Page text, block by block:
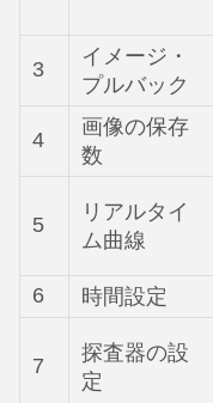
3
イメージ・
プルバック
4
画像の保存
数
5
リアルタイ
ム曲線
6
時間設定
7
探査器の設
定